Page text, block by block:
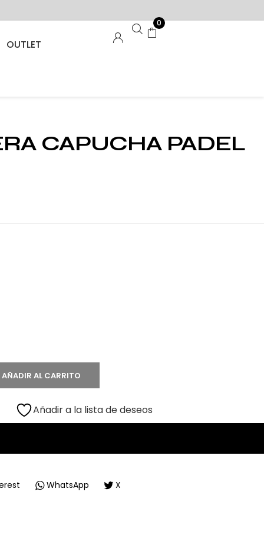
OUTLET
0
CAPUCHA PADEL
AÑADIR AL CARRITO
Añadir a la lista de deseos
WhatsApp X